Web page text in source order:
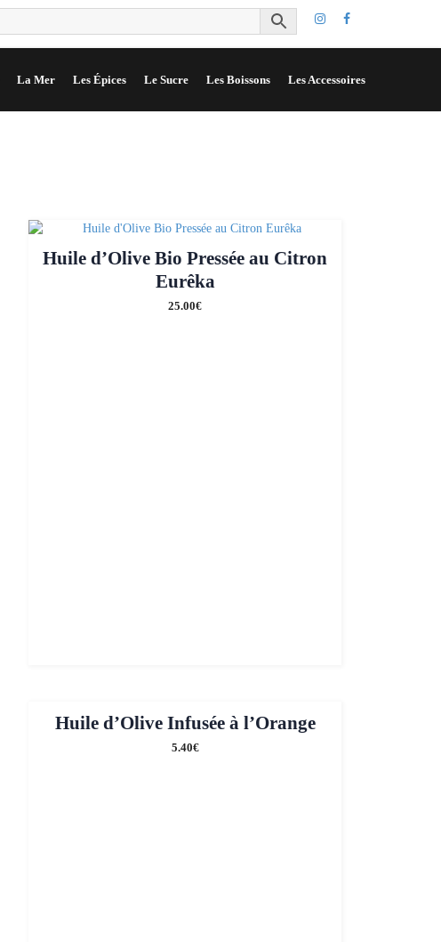
La Mer Les Épices Le Sucre Les Boissons Les Accessoires
Huile d’Olive Bio Pressée au Citron
Eurêka
25.00€
Huile d’Olive Infusée à l’Orange
5.40€